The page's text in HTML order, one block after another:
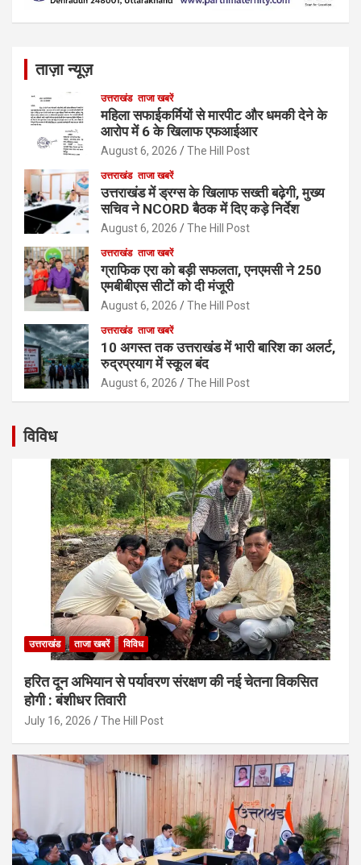
ताज़ा न्यूज़
उत्तराखंड ताजा खबरें
महिला सफाईकर्मियों से मारपीट और धमकी देने के
आरोप में 6 के खिलाफ एफआईआर
August 6, 2026 The Hill Post
उत्तराखंड ताजा खबरें
उत्तराखंड में ड्रग्स के खिलाफ सख्ती बढ़ेगी, मुख्य
सचिव ने NCORD बैठक में दिए कड़े निर्देश
August 6, 2026 The Hill Post
उत्तराखंड ताजा खबरें
ग्राफिक एरा को बड़ी सफलता, एनएमसी ने 250
एमबीबीएस सीटों को दी मंजूरी
August 6, 2026 The Hill Post
उत्तराखंड ताजा खबरें
10 अगस्त तक उत्तराखंड में भारी बारिश का अलर्ट,
रुद्रप्रयाग में स्कूल बंद
August 6, 2026 The Hill Post
विविध
उत्तराखंड ताजा खबरें विविध
हरित दून अभियान से पर्यावरण संरक्षण की नई चेतना विकसित
होगी : बंशीधर तिवारी
July 16, 2026 The Hill Post